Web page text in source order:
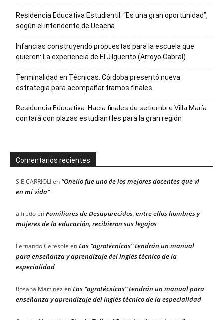
Residencia Educativa Estudiantil: “Es una gran oportunidad”,
según el intendente de Ucacha
Infancias construyendo propuestas para la escuela que
quieren: La experiencia de El Jilguerito (Arroyo Cabral)
Terminalidad en Técnicas: Córdoba presentó nueva
estrategia para acompañar tramos finales
Residencia Educativa: Hacia finales de setiembre Villa María
contará con plazas estudiantiles para la gran región
Comentarios recientes
S.E CARRIOLIen “Onelio fue uno de los mejores docentes que vi
en mi vida”
alfredoenFamiliares de Desaparecidos, entre ellos hombres y
mujeres de la educación, recibieron sus legajos
Fernando Ceresole enLas “agrotécnicas” tendrán un manual
para enseñanza y aprendizaje del inglés técnico de la
especialidad
Rosana Martinez enLas “agrotécnicas” tendrán un manual para
enseñanza y aprendizaje del inglés técnico de la especialidad